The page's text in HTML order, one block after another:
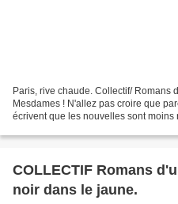
Paris, rive chaude. Collectif/ Romans
Mesdames ! N'allez pas croire que
écrivent que les nouvelles sont moins
COLLECTIF Romans
noir dans le jaune.